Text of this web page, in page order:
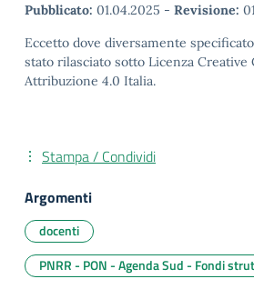
Pubblicato: 01.04.2025 - Revisione:
Eccetto dove diversamente
stato rilasciato sotto Licenza Creative
Attribuzione 4.0 Italia.
Stampa / Condividi
Argomenti
docenti
PNRR - PON - Agenda Sud - Fondi